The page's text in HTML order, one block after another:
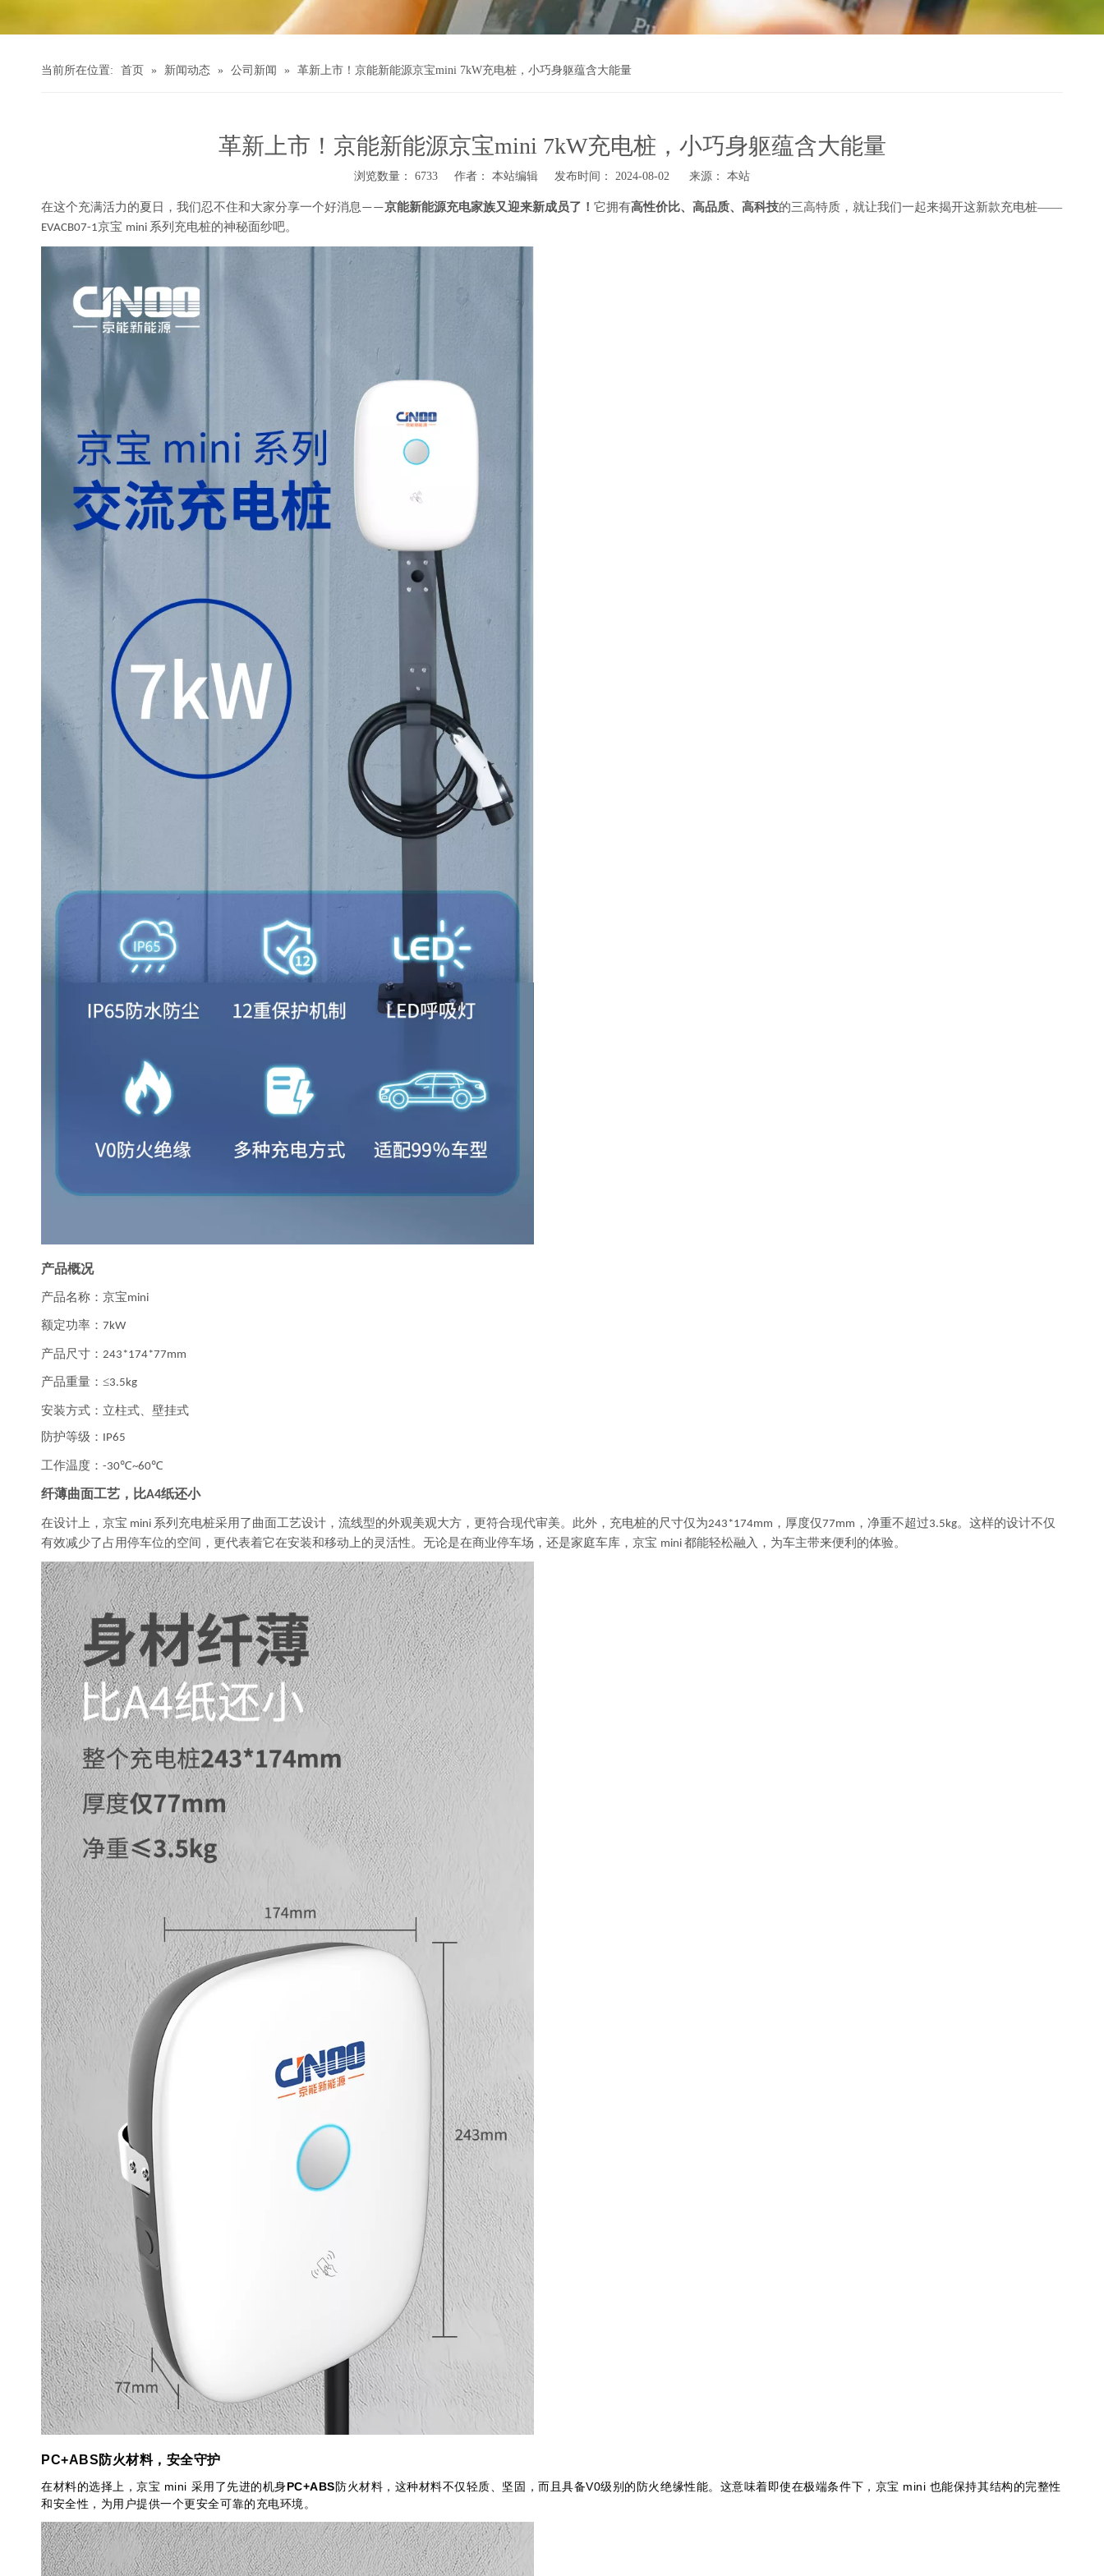
当前所在位置: 首页 » 新闻动态 » 公司新闻 » 革新上市！京能新能源京宝mini 7kW充电桩，小巧身躯蕴含大能量
革新上市！京能新能源京宝mini 7kW充电桩，小巧身躯蕴含大能量
浏览数量： 6733 作者： 本站编辑 发布时间： 2024-08-02 来源： 本站
["wechat","weibo","qzone","douban","email"]
在这个充满活力的夏日， 我们忍不住和大家分享一个好消息——京能新能源充电家族又迎来新成员了！ 它拥有高性价比、高品质、高科技的三高特质， 就让我们一起来揭开这新款充电桩——
EVACB07-1京宝 mini 系列充电桩的神秘面纱吧。
产品概况
产品名称：京宝mini
额定功率： 7kW
产品尺寸： 243*174*77mm
产品重量： ≤3.5kg
安装方式：立柱式、壁挂式
防护等级： IP65
工作温度： -30℃~60℃
纤薄曲面工艺，比A4纸还小
在设计上，京宝 mini 系列充电桩采用了曲面工艺设计，流线型的外观美观大方，更符合现代审美。此外， 充电桩的尺寸仅为243*174mm ，厚度仅77mm ，净重不超过3.5kg。这样的设计不仅
有效减少了占用停车位的空间，更代表着它在安装和移动上的灵活性。无论是在商业停车场，还是家庭车库，京宝 mini 都能轻松融入，为车主带来便利 的体验。
PC+ABS 防火材料，安全守护
在材料的选择上，京宝 mini 采用了先进的机身PC+ABS 防火材料，这种材料不仅轻质、坚固，而且具备V0级别的防火绝缘性能。这意味着即使在极端条件下，京宝 mini 也能保持其结构的完整性
和安全性，为用户提供一个更安全可靠的充电环境。